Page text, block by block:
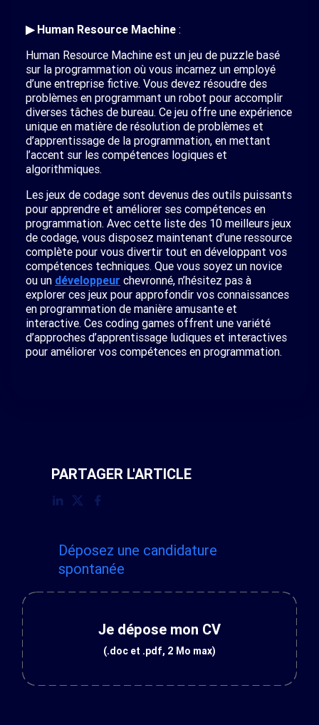
▶ Human Resource Machine :
Human Resource Machine est un jeu de puzzle basé
sur la programmation où vous incarnez un employé
d’une entreprise fictive. Vous devez résoudre des
problèmes en programmant un robot pour accomplir
diverses tâches de bureau. Ce jeu offre une expérience
unique en matière de résolution de problèmes et
d’apprentissage de la programmation, en mettant
l’accent sur les compétences logiques et
algorithmiques.
Les jeux de codage sont devenus des outils puissants
pour apprendre et améliorer ses compétences en
programmation. Avec cette liste des 10 meilleurs jeux
de codage, vous disposez maintenant d’une ressource
complète pour vous divertir tout en développant vos
compétences techniques. Que vous soyez un novice
ou un développeur chevronné, n’hésitez pas à
explorer ces jeux pour approfondir vos connaissances
en programmation de manière amusante et
interactive. Ces coding games offrent une variété
d’approches d’apprentissage ludiques et interactives
pour améliorer vos compétences en programmation.
PARTAGER L'ARTICLE
Déposez une candidature
spontanée
Je dépose mon CV
(.doc et .pdf, 2 Mo max)